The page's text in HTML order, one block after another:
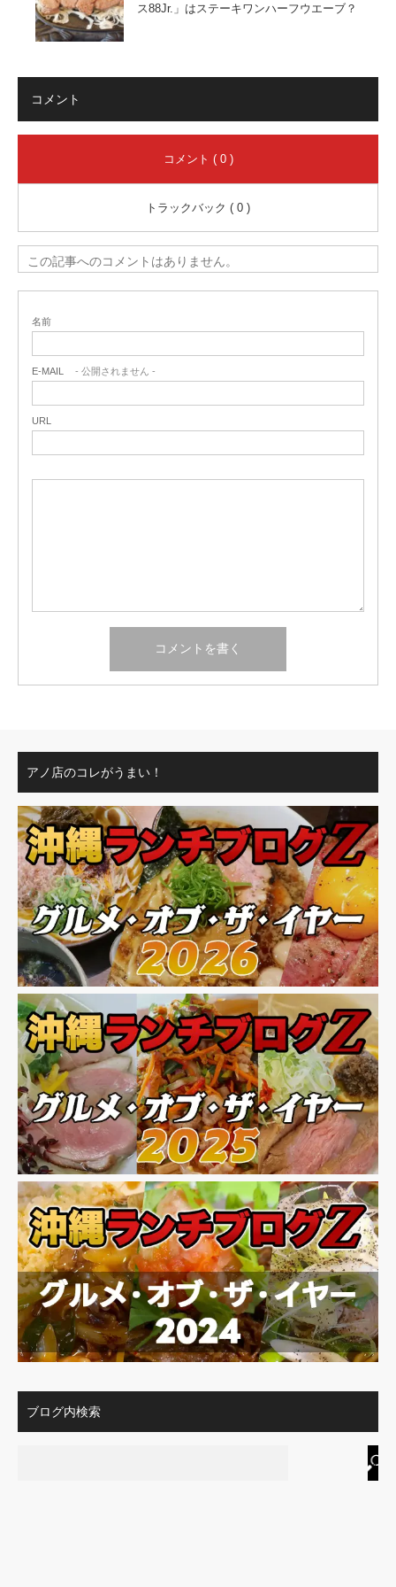
ス88Jr.」はステーキワンハーフウエーブ？
コメント
コメント ( 0 )
トラックバック ( 0 )
この記事へのコメントはありません。
名前
E-MAIL - 公開されません -
URL
アノ店のコレがうまい！
ブログ内検索